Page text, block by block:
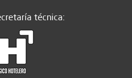
técnica: